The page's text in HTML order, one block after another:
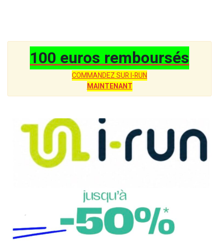
100 euros remboursés
COMMANDEZ SUR I-RUN
MAINTENANT